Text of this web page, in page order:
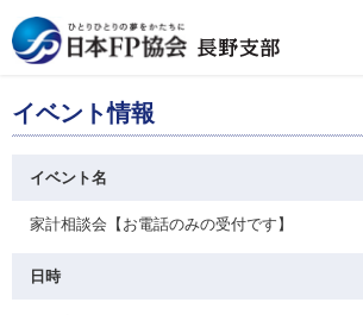
イベント情報
イベント名
家計相談会【お電話のみの受付です】
日時